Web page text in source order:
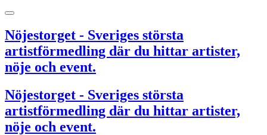
Nöjestorget - Sveriges största
artistförmedling där du hittar artister,
nöje och event.
Nöjestorget - Sveriges största
artistförmedling där du hittar artister,
nöje och event.